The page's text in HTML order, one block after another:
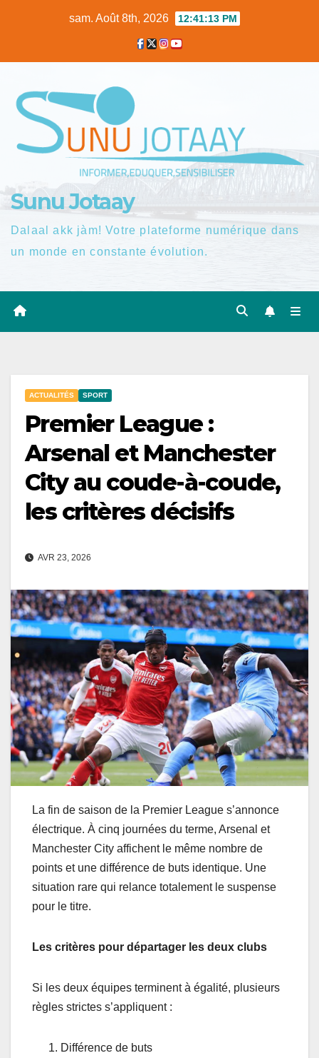
sam. Août 8th, 2026 12:41:14 PM
Sunu Jotaay
Dalaal akk jàm! Votre plateforme numérique dans
un monde en constante évolution.
ACTUALITÉS SPORT
Premier League :
Arsenal et Manchester
City au coude-à-coude,
les critères décisifs
AVR 23, 2026
La fin de saison de la Premier League s’annonce
électrique. À cinq journées du terme, Arsenal et
Manchester City affichent le même nombre de
points et une différence de buts identique. Une
situation rare qui relance totalement le suspense
pour le titre.
Les critères pour départager les deux clubs
Si les deux équipes terminent à égalité, plusieurs
règles strictes s’appliquent :
Différence de buts